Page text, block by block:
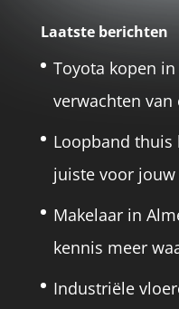
Laatste berichten
Toyota kopen
verwachten van
Loopband thuis
juiste voor
Makelaar in
kennis meer
Industriële